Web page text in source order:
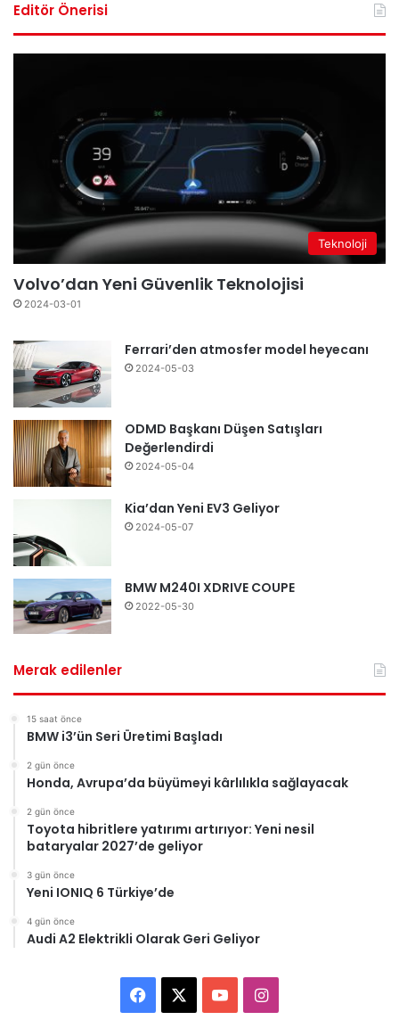
Editör Önerisi
Teknoloji
Volvo’dan Yeni Güvenlik Teknolojisi
2024-03-01
Ferrari’den atmosfer model heyecanı
2024-05-03
ODMD Başkanı Düşen Satışları
Değerlendirdi
2024-05-04
Kia’dan Yeni EV3 Geliyor
2024-05-07
BMW M240I XDRIVE COUPE
2022-05-30
Merak edilenler
15 saat önce
BMW i3’ün Seri Üretimi Başladı
2 gün önce
Honda, Avrupa’da büyümeyi kârlılıkla sağlayacak
2 gün önce
Toyota hibritlere yatırımı artırıyor: Yeni nesil
bataryalar 2027’de geliyor
3 gün önce
Yeni IONIQ 6 Türkiye’de
4 gün önce
Audi A2 Elektrikli Olarak Geri Geliyor
I